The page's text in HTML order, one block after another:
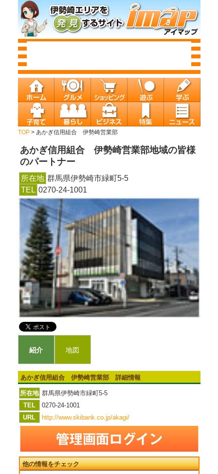
TOP> あかぎ信用組合 伊勢崎営業部
あかぎ信用組合 伊勢崎営業部地域の皆様
のパートナー
所在地 群馬県伊勢崎市緑町5-5
TEL 0270-24-1001
紹介 地図
あかぎ信用組合 伊勢崎営業部 詳細情報
所在地 群馬県伊勢崎市緑町5-5
TEL
0270-24-1001
URL
http://www.skibank.co.jp/akagi/
他の情報をチェック